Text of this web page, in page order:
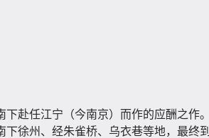
赴任江宁（今南京）而作的应酬之作。
徐州、经朱雀桥、乌衣巷等地，最终到